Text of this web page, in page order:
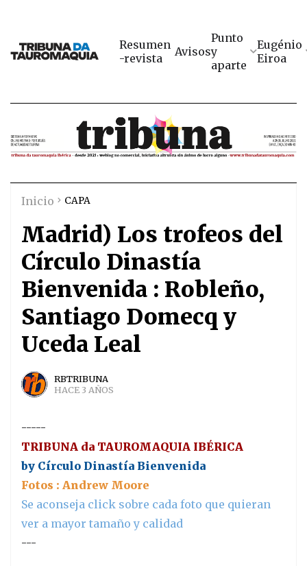
Resumen
-revista
Avisos
Punto
y
aparte
Eugénio
Eiroa
Inicio CAPA
Madrid) Los trofeos del
Círculo Dinastía
Bienvenida : Robleño,
Santiago Domecq y
Uceda Leal
RBTRIBUNA
HACE 3 AÑOS
-----
TRIBUNA da TAUROMAQUIA IBÉRICA
by Círculo Dinastía Bienvenida
Fotos : Andrew Moore
Se aconseja click sobre cada foto que quieran
ver a mayor tamaño y calidad
---